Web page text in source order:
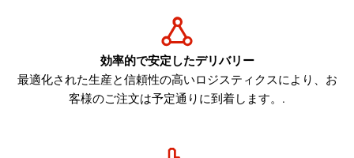
効率的で安定したデリバリー
最適化された生産と信頼性の高いロジスティクスにより、お
客様のご注文は予定通りに到着します。.